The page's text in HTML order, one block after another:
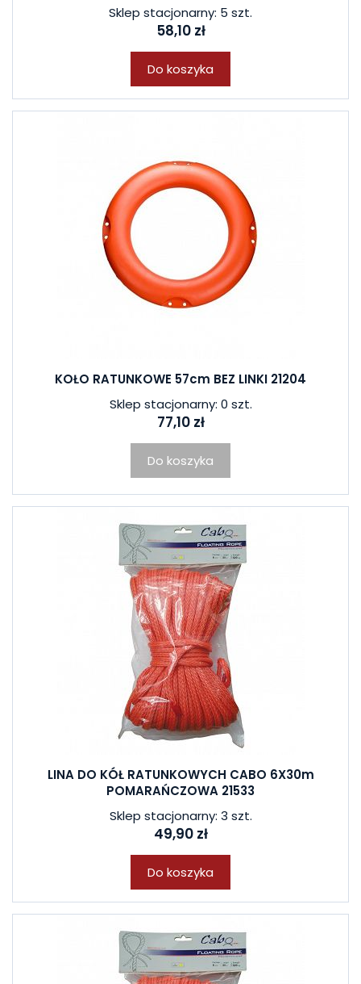
Sklep stacjonarny: 5 szt.
58,10 zł
Do koszyka
KOŁO RATUNKOWE 57cm BEZ LINKI 21204
Sklep stacjonarny: 0 szt.
77,10 zł
Do koszyka
LINA DO KÓŁ RATUNKOWYCH CABO 6X30m
POMARAŃCZOWA 21533
Sklep stacjonarny: 3 szt.
49,90 zł
Do koszyka